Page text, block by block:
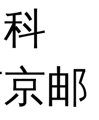
邮